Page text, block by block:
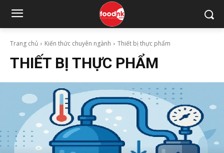
Trang chủ Kiến thức chuyên ngành Thiết bị thực phẩm
THIẾT BỊ THỰC PHẨM